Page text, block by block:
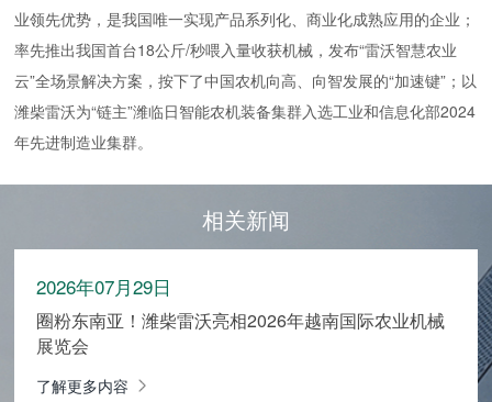
业领先优势，是我国唯一实现产品系列化、商业化成熟应用的企业；
率先推出我国首台18公斤/秒喂入量收获机械，发布“雷沃智慧农业
云”全场景解决方案，按下了中国农机向高、向智发展的“加速键”；以
潍柴雷沃为“链主”潍临日智能农机装备集群入选工业和信息化部2024
年先进制造业集群。
相关新闻
2026年07月29日
圈粉东南亚！潍柴雷沃亮相2026年越南国际农业机械
展览会
了解更多内容